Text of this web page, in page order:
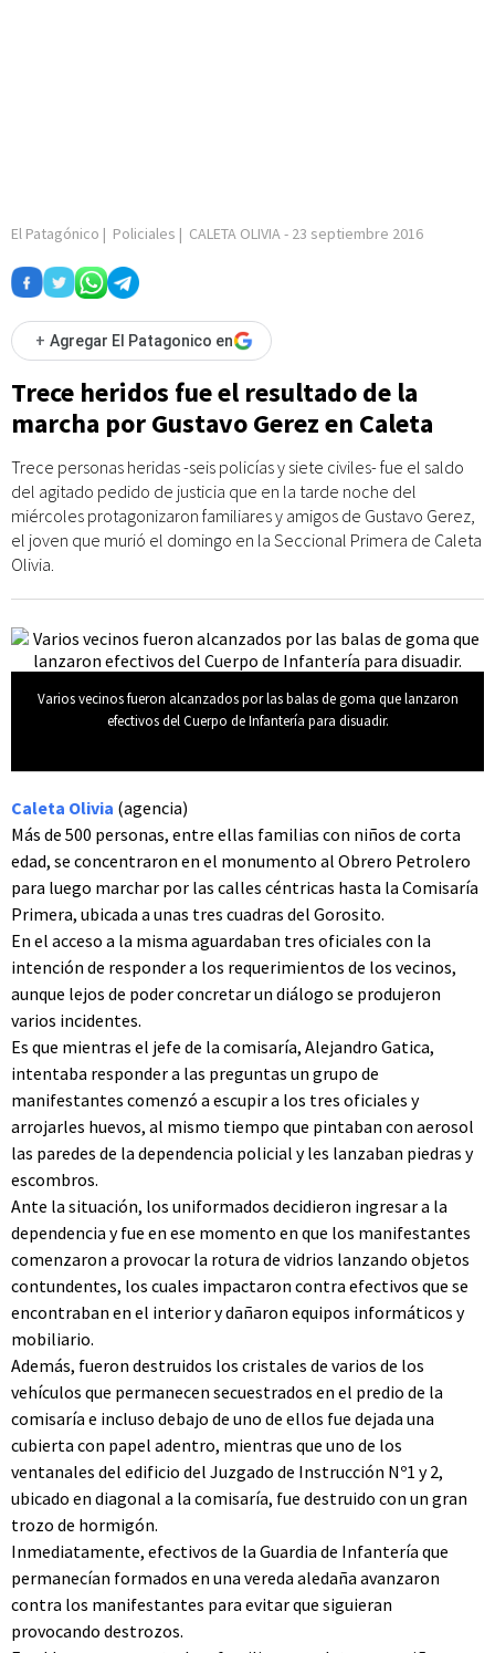
El Patagónico | Policiales | CALETA OLIVIA- 23 septiembre 2016
+ Agregar El Patagonico en
Trece heridos fue el resultado de la
marcha por Gustavo Gerez en Caleta
Trece personas heridas -seis policías y siete civiles- fue el saldo
del agitado pedido de justicia que en la tarde noche del
miércoles protagonizaron familiares y amigos de Gustavo Gerez,
el joven que murió el domingo en la Seccional Primera de Caleta
Olivia.
Varios vecinos fueron alcanzados por las balas de goma que lanzaron
efectivos del Cuerpo de Infantería para disuadir.
Caleta Olivia (agencia)
Más de 500 personas, entre ellas familias con niños de corta
edad, se concentraron en el monumento al Obrero Petrolero
para luego marchar por las calles céntricas hasta la Comisaría
Primera, ubicada a unas tres cuadras del Gorosito.
En el acceso a la misma aguardaban tres oficiales con la
intención de responder a los requerimientos de los vecinos,
aunque lejos de poder concretar un diálogo se produjeron
varios incidentes.
Es que mientras el jefe de la comisaría, Alejandro Gatica,
intentaba responder a las preguntas un grupo de
manifestantes comenzó a escupir a los tres oficiales y
arrojarles huevos, al mismo tiempo que pintaban con aerosol
las paredes de la dependencia policial y les lanzaban piedras y
escombros.
Ante la situación, los uniformados decidieron ingresar a la
dependencia y fue en ese momento en que los manifestantes
comenzaron a provocar la rotura de vidrios lanzando objetos
contundentes, los cuales impactaron contra efectivos que se
encontraban en el interior y dañaron equipos informáticos y
mobiliario.
Además, fueron destruidos los cristales de varios de los
vehículos que permanecen secuestrados en el predio de la
comisaría e incluso debajo de uno de ellos fue dejada una
cubierta con papel adentro, mientras que uno de los
ventanales del edificio del Juzgado de Instrucción Nº1 y 2,
ubicado en diagonal a la comisaría, fue destruido con un gran
trozo de hormigón.
Inmediatamente, efectivos de la Guardia de Infantería que
permanecían formados en una vereda aledaña avanzaron
contra los manifestantes para evitar que siguieran
provocando destrozos.